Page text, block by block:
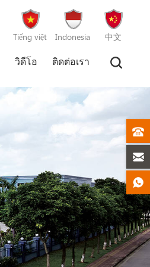
Tiếng việt Indonesia 中文
วิดีโอ ติดต่อเรา